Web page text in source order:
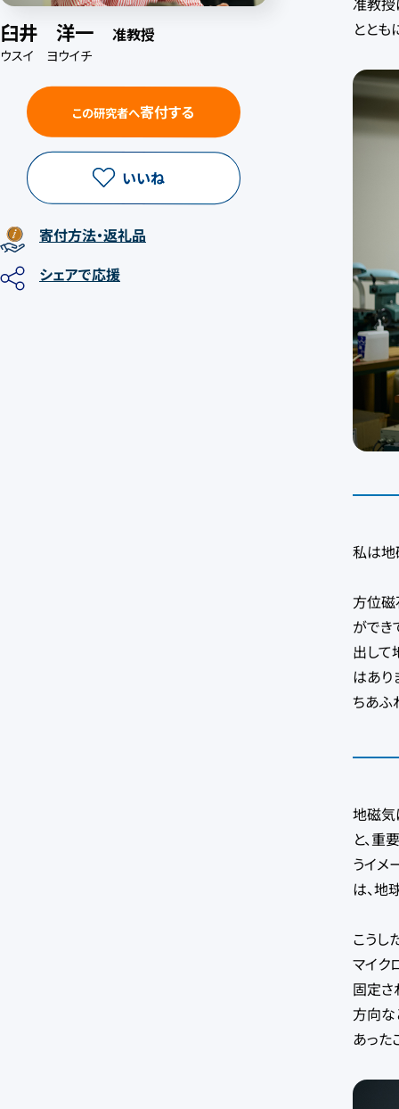
臼井 洋一 准教授
ウスイ ヨウイチ
この研究者へ寄付する
いいね
寄付方法・返礼品
シェアで応援
とと
私は地
方位磁
ができ
出して
はあり
ちあふ
地磁気
と、重
うイメ
は、地
こうし
マイク
固定さ
方向な
あった